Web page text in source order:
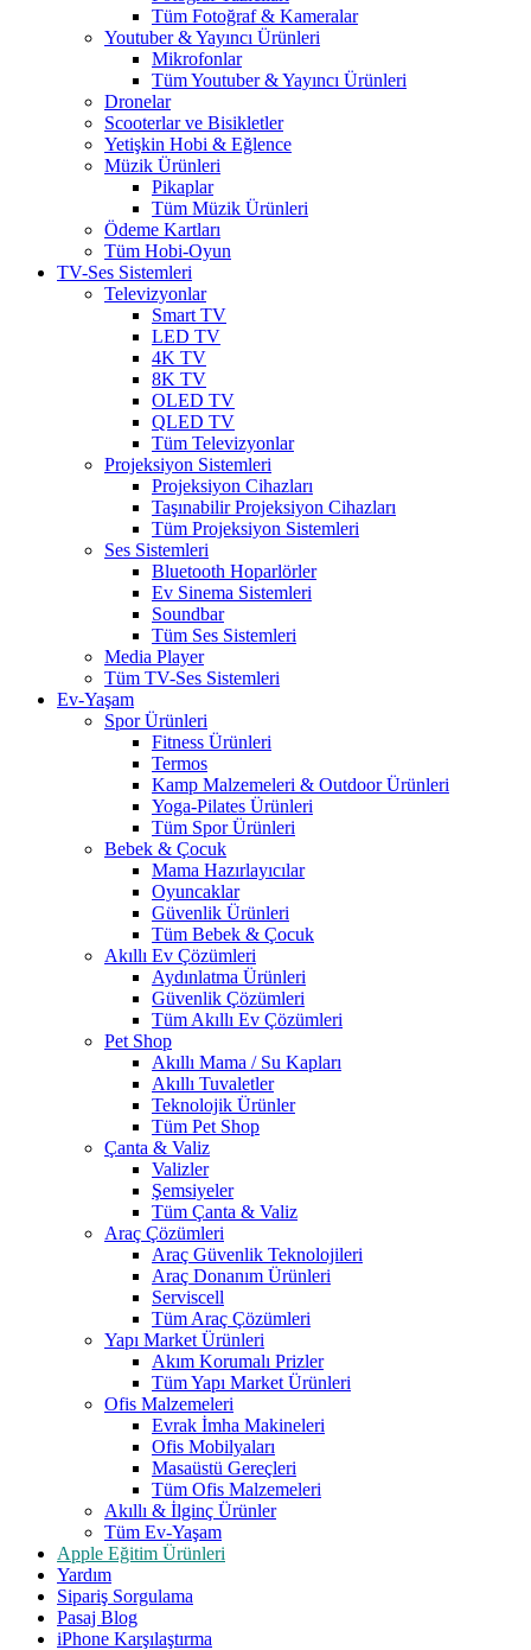
Tüm Fotoğraf & Kameralar
Youtuber & Yayıncı Ürünleri
Mikrofonlar
Tüm Youtuber & Yayıncı Ürünleri
Dronelar
Scooterlar ve Bisikletler
Yetişkin Hobi & Eğlence
Müzik Ürünleri
Pikaplar
Tüm Müzik Ürünleri
Ödeme Kartları
Tüm Hobi-Oyun
TV-Ses Sistemleri
Televizyonlar
Smart TV
LED TV
4K TV
8K TV
OLED TV
QLED TV
Tüm Televizyonlar
Projeksiyon Sistemleri
Projeksiyon Cihazları
Taşınabilir Projeksiyon Cihazları
Tüm Projeksiyon Sistemleri
Ses Sistemleri
Bluetooth Hoparlörler
Ev Sinema Sistemleri
Soundbar
Tüm Ses Sistemleri
Media Player
Tüm TV-Ses Sistemleri
Ev-Yaşam
Spor Ürünleri
Fitness Ürünleri
Termos
Kamp Malzemeleri & Outdoor Ürünleri
Yoga-Pilates Ürünleri
Tüm Spor Ürünleri
Bebek & Çocuk
Mama Hazırlayıcılar
Oyuncaklar
Güvenlik Ürünleri
Tüm Bebek & Çocuk
Akıllı Ev Çözümleri
Aydınlatma Ürünleri
Güvenlik Çözümleri
Tüm Akıllı Ev Çözümleri
Pet Shop
Akıllı Mama / Su Kapları
Akıllı Tuvaletler
Teknolojik Ürünler
Tüm Pet Shop
Çanta & Valiz
Valizler
Şemsiyeler
Tüm Çanta & Valiz
Araç Çözümleri
Araç Güvenlik Teknolojileri
Araç Donanım Ürünleri
Serviscell
Tüm Araç Çözümleri
Yapı Market Ürünleri
Akım Korumalı Prizler
Tüm Yapı Market Ürünleri
Ofis Malzemeleri
Evrak İmha Makineleri
Ofis Mobilyaları
Masaüstü Gereçleri
Tüm Ofis Malzemeleri
Akıllı & İlginç Ürünler
Tüm Ev-Yaşam
Apple Eğitim Ürünleri
Yardım
Sipariş Sorgulama
Pasaj Blog
iPhone Karşılaştırma